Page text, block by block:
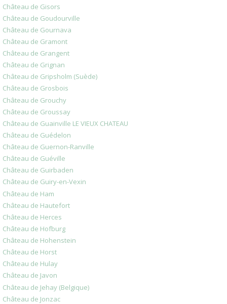
Château de Gisors
Château de Goudourville
Château de Gournava
Château de Gramont
Château de Grangent
Château de Grignan
Château de Gripsholm (Suède)
Château de Grosbois
Château de Grouchy
Château de Groussay
Château de Guainville LE VIEUX CHATEAU
Château de Guédelon
Château de Guernon-Ranville
Château de Guéville
Château de Guirbaden
Château de Guiry-en-Vexin
Château de Ham
Château de Hautefort
Château de Herces
Château de Hofburg
Château de Hohenstein
Château de Horst
Château de Hulay
Château de Javon
Château de Jehay (Belgique)
Château de Jonzac